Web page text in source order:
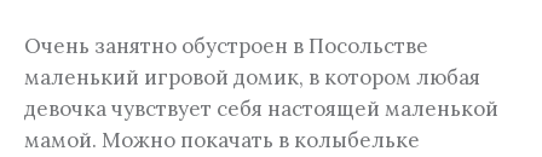
Очень занятно обустроен в Посольстве
маленький игровой домик, в котором любая
девочка чувствует себя настоящей маленькой
мамой. Можно покачать в колыбельке